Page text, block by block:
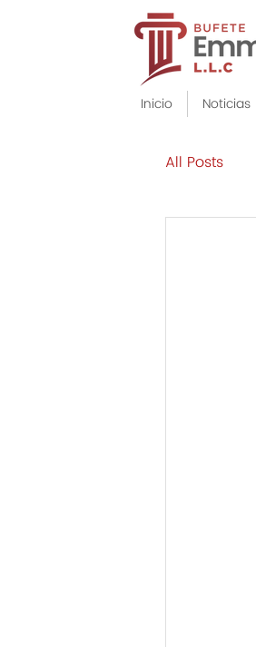
Inicio Noticias
All Posts